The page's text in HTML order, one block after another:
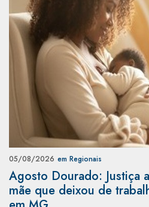
05/08/2026 em Regionais
Agosto Dourado: Justiça
mãe que deixou de